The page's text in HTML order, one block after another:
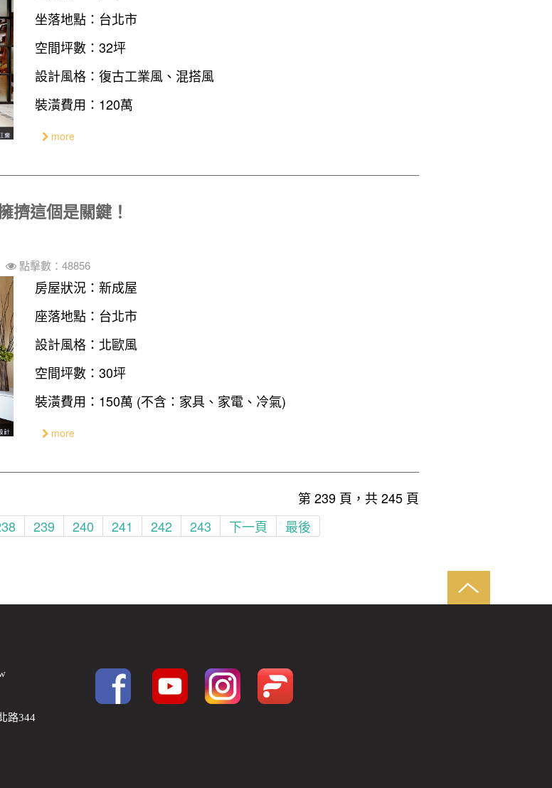
坐落地點：台北市
空間坪數：32坪
設計風格：復古工業風、混搭風
裝潢費用：120萬
more
擠這個是關鍵！
點擊數：48856
房屋狀況：新成屋
座落地點：台北市
設計風格：北歐風
空間坪數：30坪
裝潢費用：150萬 (不含：家具、家電、冷氣)
more
第 239 頁，共 245 頁
239 240 241 242 243 下一頁 最後
路344